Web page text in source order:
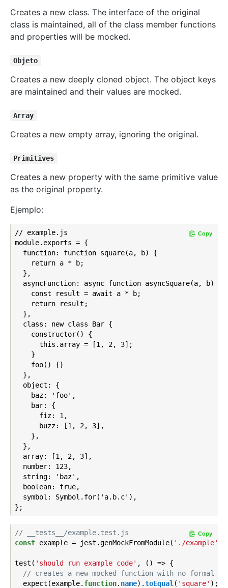
Creates a new class. The interface of the original
class is maintained, all of the class member functions
and properties will be mocked.
Objeto
Creates a new deeply cloned object. The object keys
are maintained and their values are mocked.
Array
Creates a new empty array, ignoring the original.
Primitives
Creates a new property with the same primitive value
as the original property.
Ejemplo:
// example.js
module.exports = {
  function: function square(a, b) {
    return a * b;
  },
  asyncFunction: async function asyncSquare(a, b) {
    const result = await a * b;
    return result;
  },
  class: new class Bar {
    constructor() {
      this.array = [1, 2, 3];
    }
    foo() {}
  },
  object: {
    baz: 'foo',
    bar: {
      fiz: 1,
      buzz: [1, 2, 3],
    },
  },
  array: [1, 2, 3],
  number: 123,
  string: 'baz',
  boolean: true,
  symbol: Symbol.for('a.b.c'),
Copy
// __tests__/example.test.js
const example = jest.genMockFromModule( './example'
test( 'should run example code' , () => {
// creates a new mocked function with no formal
  expect(example
. function. name).toEqual ( 'square' );
Copy